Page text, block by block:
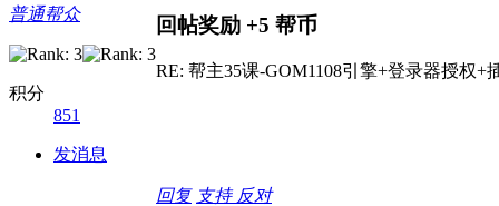
普通帮众
积分
851
发消息
回帖奖励 +5 帮币
RE: 帮主35课-GOM1108引擎+登录器授权+
回复 支持 反对